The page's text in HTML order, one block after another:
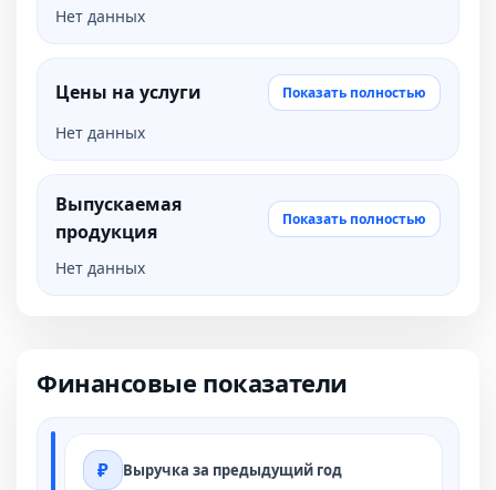
Нет данных
Цены на услуги Показать полностью
Нет данных
Выпускаемая
продукция
Показать полностью
Нет данных
Финансовые показатели
Выручка за предыдущий год